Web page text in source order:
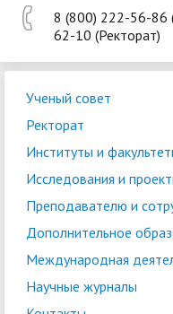
8 (800) 222-56-86
62-10 (Ректорат)
Ученый совет
Ректорат
Институты и
Исследования и
Преподавателю и
Дополнительное
Международная
Научные журналы